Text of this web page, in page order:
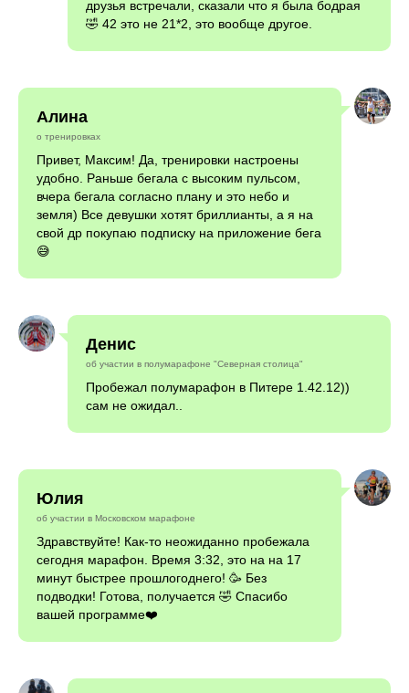
друзья встречали, сказали что я была бодрая
🤣 42 это не 21*2, это вообще другое.
Алина
о тренировках
Привет, Максим! Да, тренировки настроены
удобно. Раньше бегала с высоким пульсом,
вчера бегала согласно плану и это небо и
земля) Все девушки хотят бриллианты, а я на
свой др покупаю подписку на приложение бега
😅
Денис
об участии в полумарафоне "Северная столица"
Пробежал полумарафон в Питере 1.42.12))
сам не ожидал..
Юлия
об участии в Московском марафоне
Здравствуйте! Как-то неожиданно пробежала
сегодня марафон. Время 3:32, это на на 17
минут быстрее прошлогоднего! 🥳 Без
подводки! Готова, получается 🤣 Спасибо
вашей программе❤️